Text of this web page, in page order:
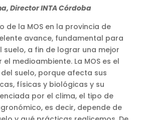
Director INTA Córdoba
de la MOS en la provincia de
avance, fundamental para
suelo, a fin de lograr una mejor
medioambiente. La MOS es el
suelo, porque afecta sus
físicas y biológicas y su
por el clima, el tipo de
es decir, depende de